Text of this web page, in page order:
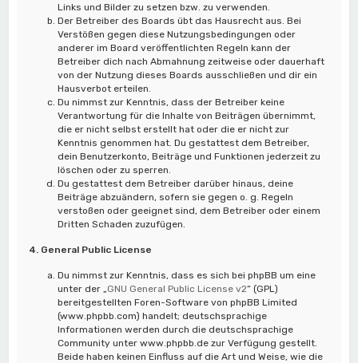
Links und Bilder zu setzen bzw. zu verwenden.
Der Betreiber des Boards übt das Hausrecht aus. Bei
Verstößen gegen diese Nutzungsbedingungen oder
anderer im Board veröffentlichten Regeln kann der
Betreiber dich nach Abmahnung zeitweise oder dauerhaft
von der Nutzung dieses Boards ausschließen und dir ein
Hausverbot erteilen.
Du nimmst zur Kenntnis, dass der Betreiber keine
Verantwortung für die Inhalte von Beiträgen übernimmt,
die er nicht selbst erstellt hat oder die er nicht zur
Kenntnis genommen hat. Du gestattest dem Betreiber,
dein Benutzerkonto, Beiträge und Funktionen jederzeit zu
löschen oder zu sperren.
Du gestattest dem Betreiber darüber hinaus, deine
Beiträge abzuändern, sofern sie gegen o. g. Regeln
verstoßen oder geeignet sind, dem Betreiber oder einem
Dritten Schaden zuzufügen.
4. General Public License
Du nimmst zur Kenntnis, dass es sich bei phpBB um eine
unter der „GNU General Public License v2“ (GPL)
bereitgestellten Foren-Software von phpBB Limited
(www.phpbb.com) handelt; deutschsprachige
Informationen werden durch die deutschsprachige
Community unter www.phpbb.de zur Verfügung gestellt.
Beide haben keinen Einfluss auf die Art und Weise, wie die